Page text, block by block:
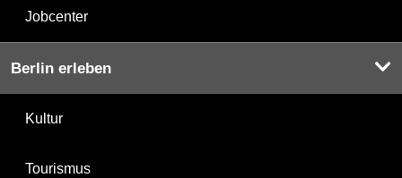
Jobcenter
Berlin erleben
Kultur
Tourismus